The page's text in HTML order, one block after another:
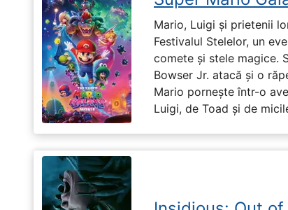
Mario, Luigi și prietenii
Festivalul Stelelor, un
comete și stele magice.
Bowser Jr. atacă și o
Mario pornește într-o
Luigi, de Toad și de